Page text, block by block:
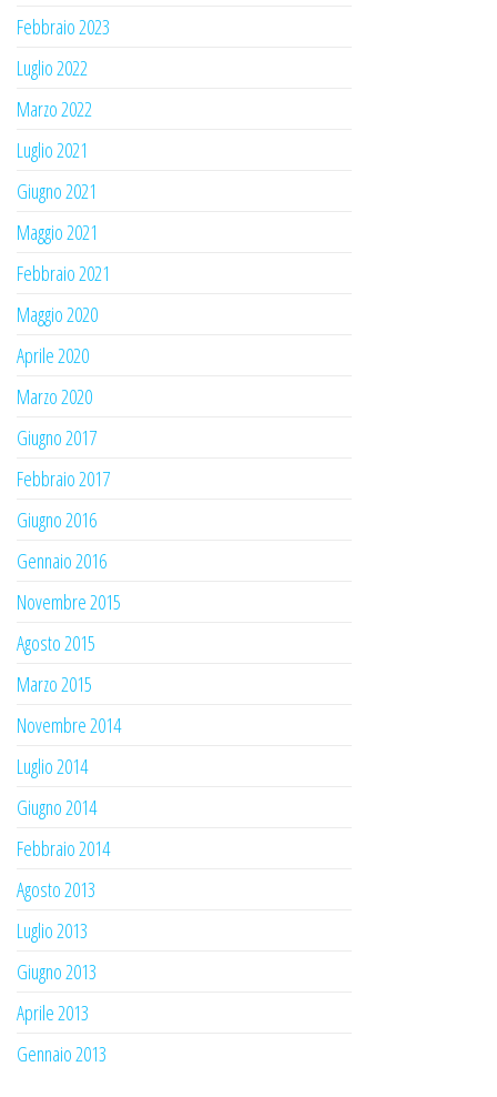
Febbraio 2023
Luglio 2022
Marzo 2022
Luglio 2021
Giugno 2021
Maggio 2021
Febbraio 2021
Maggio 2020
Aprile 2020
Marzo 2020
Giugno 2017
Febbraio 2017
Giugno 2016
Gennaio 2016
Novembre 2015
Agosto 2015
Marzo 2015
Novembre 2014
Luglio 2014
Giugno 2014
Febbraio 2014
Agosto 2013
Luglio 2013
Giugno 2013
Aprile 2013
Gennaio 2013